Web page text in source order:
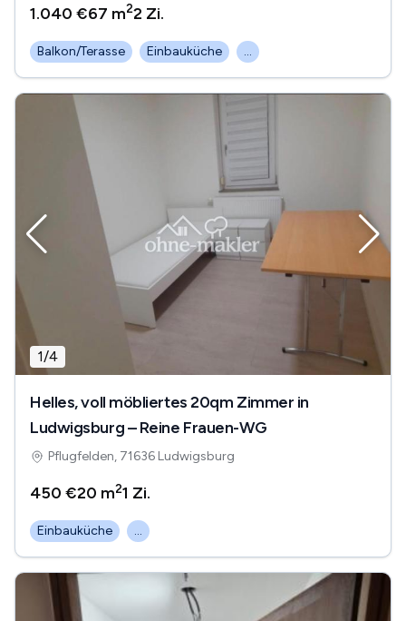
1.040 €67 m22 Zi.
Balkon/Terasse Einbauküche ...
1/4
Helles, voll möbliertes 20qm Zimmer in
Ludwigsburg – Reine Frauen-WG
Pflugfelden, 71636 Ludwigsburg
450 €20 m21 Zi.
Einbauküche ...